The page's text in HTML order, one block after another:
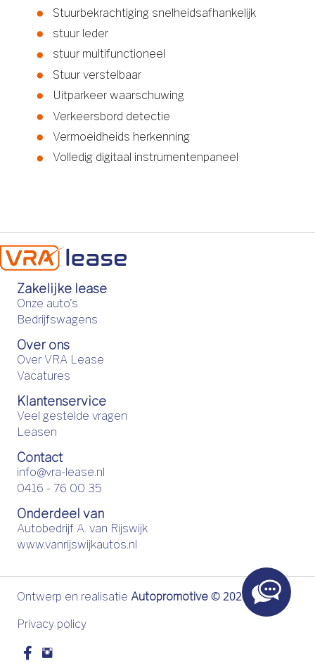
Stuurbekrachtiging snelheidsafhankelijk
stuur leder
stuur multifunctioneel
Stuur verstelbaar
Uitparkeer waarschuwing
Verkeersbord detectie
Vermoeidheids herkenning
Volledig digitaal instrumentenpaneel
Zakelijke lease
Onze auto's
Bedrijfswagens
Over ons
Over VRA Lease
Vacatures
Klantenservice
Veel gestelde vragen
Leasen
Contact
info@vra-lease.nl
0416 - 76 00 35
Onderdeel van
Autobedrijf A. van Rijswijk
www.vanrijswijkautos.nl
Ontwerp en realisatie Autopromotive ©2026
Privacy policy